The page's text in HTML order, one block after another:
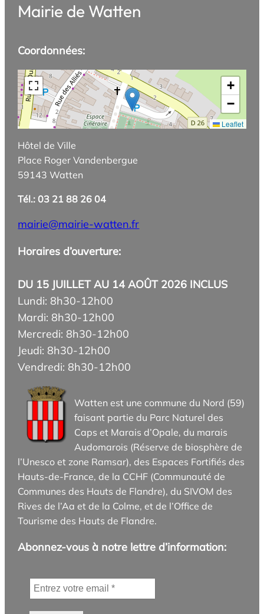
Mairie de Watten
Coordonnées:
+
−
Leaflet
Hôtel de Ville
Place Roger Vandenbergue
59143 Watten
Tél.: 03 21 88 26 04
mairie@mairie-watten.fr
Horaires d’ouverture:
DU 15 JUILLET AU 14 AOÛT 2026 INCLUS
Lundi: 8h30-12h00
Mardi: 8h30-12h00
Mercredi: 8h30-12h00
Jeudi: 8h30-12h00
Vendredi: 8h30-12h00
Watten est une commune du Nord (59)
faisant partie du Parc Naturel des
Caps et Marais d’Opale, du marais
Audomarois (Réserve de biosphère de
l’Unesco et zone Ramsar), des Espaces Fortifiés des
Hauts-de-France, de la CCHF (Communauté de
Communes des Hauts de Flandre), du SIVOM des
Rives de l’Aa et de la Colme, et de l’Office de
Tourisme des Hauts de Flandre.
Abonnez-vous à notre lettre d’information: